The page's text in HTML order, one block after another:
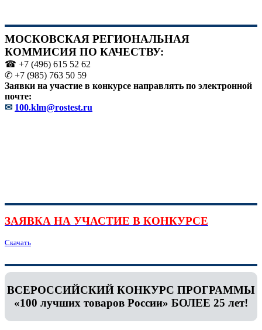
МОСКОВСКАЯ РЕГИОНАЛЬНАЯ
КОММИСИЯ ПО КАЧЕСТВУ:
☎ +7 (496) 615 52 62
✆ +7 (985) 763 50 59
Заявки на участие в конкурсе направлять по электронной
почте:
✉ 100.klm@rostest.ru
ЗАЯВКА НА УЧАСТИЕ В КОНКУРСЕ
Скачать
ВСЕРОССИЙСКИЙ КОНКУРС ПРОГРАММЫ
«100 лучших товаров России» БОЛЕЕ 25 лет!